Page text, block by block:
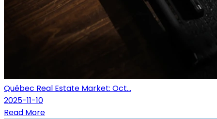
Québec Real Estate Market: Oct...
2025-11-10
Read More